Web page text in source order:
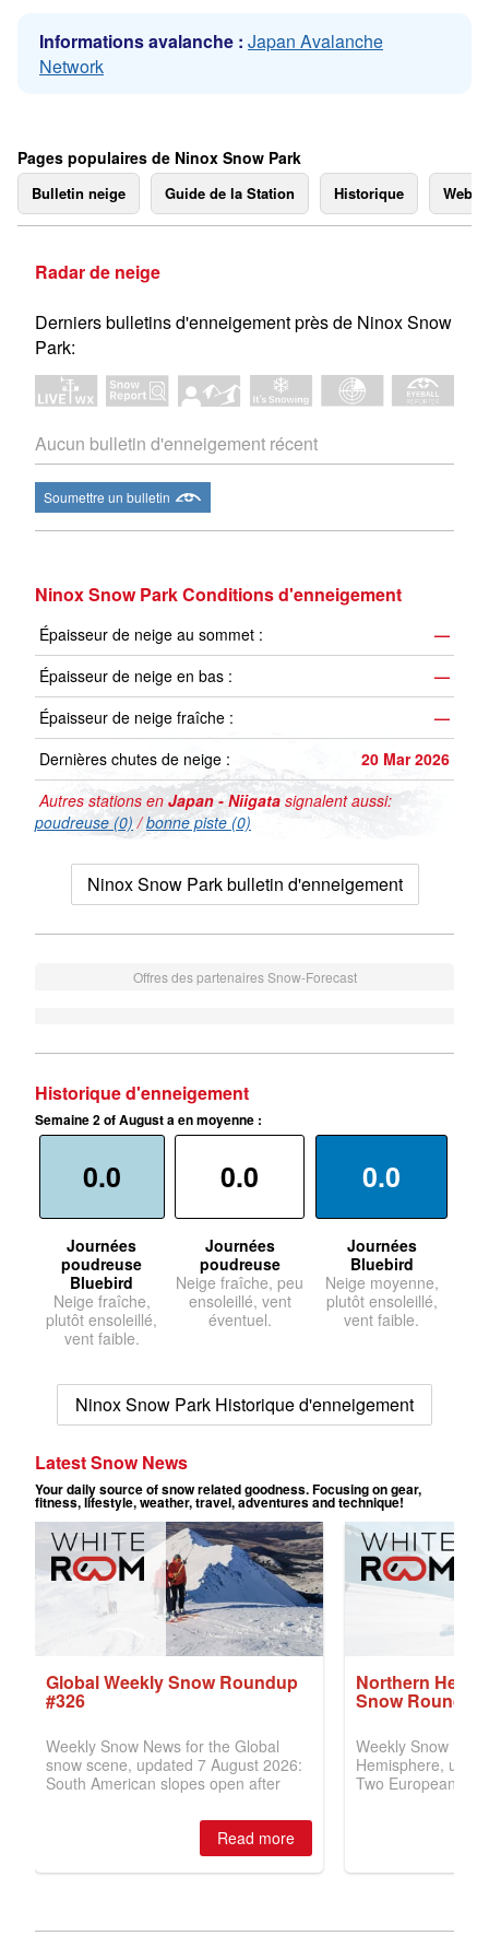
Informations avalanche : Japan Avalanche
Network
Pages populaires de Ninox Snow Park
Bulletin neige Guide de la Station Historique
Radar de neige
Derniers bulletins d'enneigement près de Ninox Snow
Park:
Aucun bulletin d'enneigement récent
Soumettre un bulletin
Ninox Snow Park Conditions d'enneigement
Épaisseur de neige au sommet :
—
Épaisseur de neige en bas :
—
Épaisseur de neige fraîche :
—
Dernières chutes de neige :
20 Mar 2026
Autres stations en Japan - Niigata signalent aussi:
poudreuse (0) /bonne piste (0)
Ninox Snow Park bulletin d'enneigement
Offres des partenaires Snow-Forecast
Historique d'enneigement
Semaine 2 of August a en moyenne :
0.0
Journées
poudreuse
Bluebird
Neige fraîche,
plutôt ensoleillé,
vent faible.
0.0
Journées
poudreuse
Neige fraîche, peu
ensoleillé, vent
éventuel.
0.0
Journées
Bluebird
Neige moyenne,
plutôt ensoleillé,
vent faible.
Ninox Snow Park Historique d'enneigement